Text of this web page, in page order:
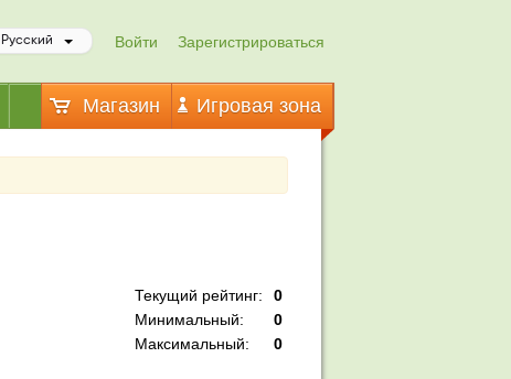
Войти Зарегистрироваться
Русский
Магазин Игровая зона
Текущий рейтинг:
0
Минимальный:
0
Максимальный:
0